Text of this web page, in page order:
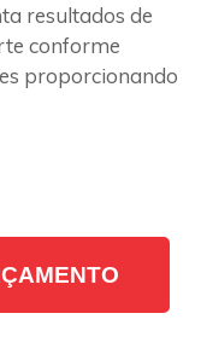
resultados de
conforme
proporcionando